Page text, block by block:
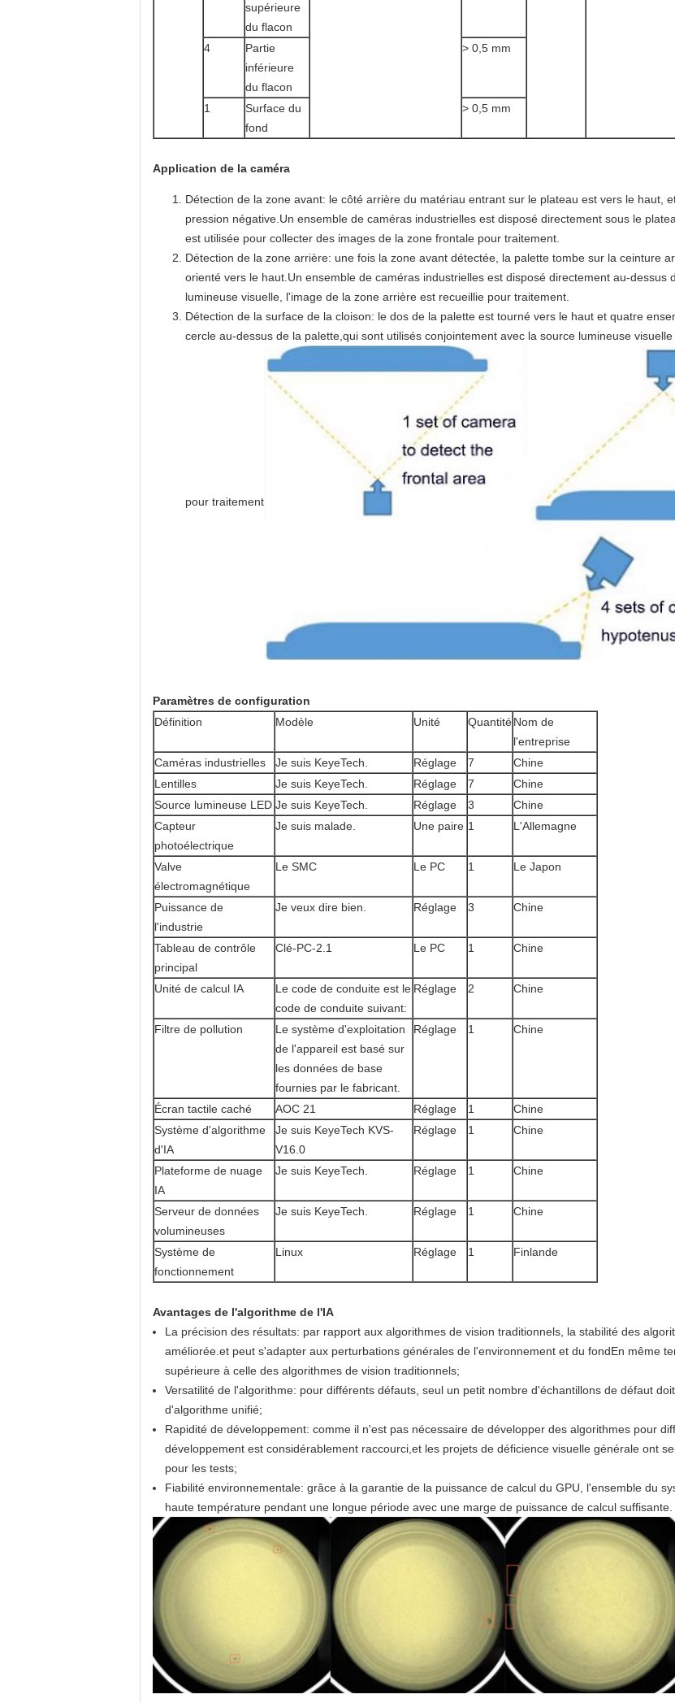
supérieure
du flacon
4
Partie
inférieure
du flacon
> 0,5 mm
1
Surface du
fond
> 0,5 mm
Application de la caméra
Détection de la zone avant: le côté arrière du matériau entrant sur le plateau est vers le haut,
pression négative.Un ensemble de caméras industrielles est disposé directement sous le
est utilisée pour collecter des images de la zone frontale pour traitement.
Détection de la zone arrière: une fois la zone avant détectée, la palette tombe sur la ceinture
orienté vers le haut.Un ensemble de caméras industrielles est disposé directement au-dessus
lumineuse visuelle, l'image de la zone arrière est recueillie pour traitement.
Détection de la surface de la cloison: le dos de la palette est tourné vers le haut et quatre
cercle au-dessus de la palette,qui sont utilisés conjointement avec la source lumineuse
pour traitement
Paramètres de configuration
Définition
Modèle Unité QuantitéNom de
l'entreprise
Caméras industrielles
Je suis KeyeTech. Réglage 7
Chine
Lentilles
Je suis KeyeTech. Réglage 7
Chine
Source lumineuse LED Je suis KeyeTech. Réglage 3
Chine
Capteur
photoélectrique
Je suis malade. Une paire 1 L'Allemagne
Valve
électromagnétique
Le SMC Le PC 1 Le Japon
Puissance de
l'industrie
Je veux dire bien. Réglage 3 Chine
Tableau de contrôle
principal
Clé-PC-2.1 Le PC 1 Chine
Unité de calcul IA
Le code de conduite est le
code de conduite suivant:
Réglage 2 Chine
Filtre de pollution
Le système d'exploitation
de l'appareil est basé sur
les données de base
fournies par le fabricant.
Réglage 1 Chine
Écran tactile caché AOC 21 Réglage 1
Chine
Système d'algorithme
d'IA
Je suis KeyeTech KVS-
V16.0
Réglage 1 Chine
Plateforme de nuage
IA
Je suis KeyeTech. Réglage 1 Chine
Serveur de données
volumineuses
Je suis KeyeTech. Réglage 1 Chine
Système de
fonctionnement
Linux Réglage 1 Finlande
Avantages de l'algorithme de l'IA
La précision des résultats: par rapport aux algorithmes de vision traditionnels, la stabilité des
améliorée.et peut s'adapter aux perturbations générales de l'environnement et du fondEn même
supérieure à celle des algorithmes de vision traditionnels;
Versatilité de l'algorithme: pour différents défauts, seul un petit nombre d'échantillons de défaut
d'algorithme unifié;
Rapidité de développement: comme il n'est pas nécessaire de développer des algorithmes pour
développement est considérablement raccourci,et les projets de déficience visuelle générale ont
pour les tests;
Fiabilité environnementale: grâce à la garantie de la puissance de calcul du GPU, l'ensemble du
haute température pendant une longue période avec une marge de puissance de calcul suffisante.